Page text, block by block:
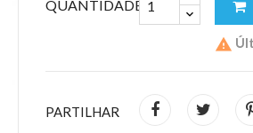
QUANTIDADE

PARTILHAR